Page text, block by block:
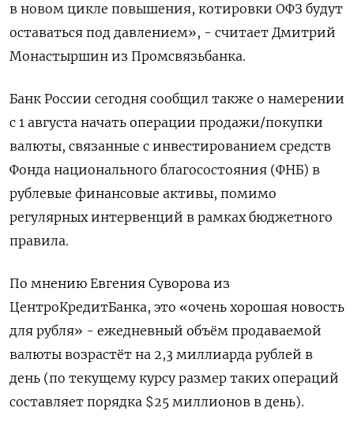
в новом цикле повышения, котировки ОФЗ будут
оставаться под давлением», - считает Дмитрий
Монастыршин из Промсвязьбанка.
Банк России сегодня сообщил также о намерении
с 1 августа начать операции продажи/покупки
валюты, связанные с инвестированием средств
Фонда национального благосостояния (ФНБ) в
рублевые финансовые активы, помимо
регулярных интервенций в рамках бюджетного
правила.
По мнению Евгения Суворова из
ЦентроКредитБанка, это «очень хорошая новость
для рубля» - ежедневный объём продаваемой
валюты возрастёт на 2,3 миллиарда рублей в
день (по текущему курсу размер таких операций
составляет порядка $25 миллионов в день).